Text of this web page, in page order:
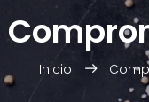
Inicio